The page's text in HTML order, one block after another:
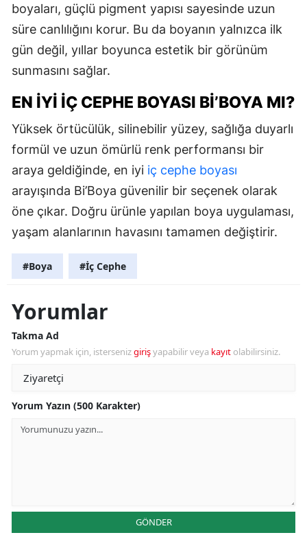
boyaları, güçlü pigment yapısı sayesinde uzun
süre canlılığını korur. Bu da boyanın yalnızca ilk
gün değil, yıllar boyunca estetik bir görünüm
sunmasını sağlar.
EN İYI İÇ CEPHE BOYASI BI’BOYA MI?
Yüksek örtücülük, silinebilir yüzey, sağlığa duyarlı
formül ve uzun ömürlü renk performansı bir
araya geldiğinde, en iyi iç cephe boyası
arayışında Bi’Boya güvenilir bir seçenek olarak
öne çıkar. Doğru ürünle yapılan boya uygulaması,
yaşam alanlarının havasını tamamen değiştirir.
#Boya #İç Cephe
Yorumlar
Takma Ad
Yorum yapmak için, istersenizgirişyapabilir veya kayıt olabilirsiniz.
Yorum Yazın (500 Karakter)
GÖNDER